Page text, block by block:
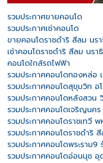
รวมประกาศขายคอนโด
รวมประกาศเช่าคอนโด
ขายคอนโดราชดำริ สีลม นร
เช่าคอนโดราชดำริ สีลม นรา
คอนโดใกล้รถไฟฟ้า
รวมประกาศคอนโดทองหล่
รวมประกาศคอนโดสุขุมวิท อ
รวมประกาศคอนโดหลังสว
รวมประกาศคอนโดเจริญนค
รวมประกาศคอนโดราชเทวี
รวมประกาศคอนโดราชดำริ
รวมประกาศคอนโดพระราม
รวมประกาศคอนโดอ่อนนุช